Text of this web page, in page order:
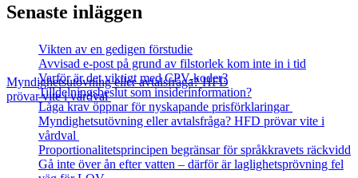
Myndighetsutövning eller avtalsfråga? HFD
prövar vite i vårdval
Senaste inläggen
Vikten av en gedigen förstudie
Avvisad e-post på grund av filstorlek kom inte in i tid
Varför är det viktigt med CPV-koder?
Tilldelningsbeslut som insiderinformation?
Låga krav öppnar för nyskapande prisförklaringar
Myndighetsutövning eller avtalsfråga? HFD prövar vite i
vårdval
Proportionalitetsprincipen begränsar för språkkravets räckvidd
Gå inte över ån efter vatten – därför är laglighetsprövning fel